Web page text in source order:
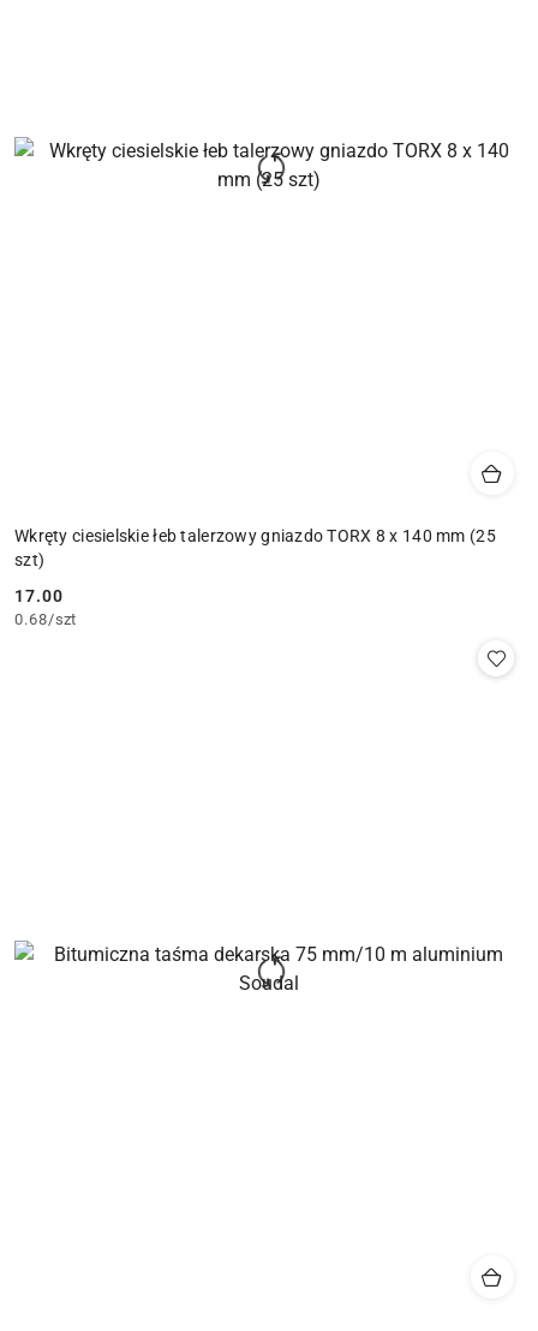
Wkręty ciesielskie łeb talerzowy gniazdo TORX 8 x 140 mm (25
szt)
Cena:
17.00
0.68/szt